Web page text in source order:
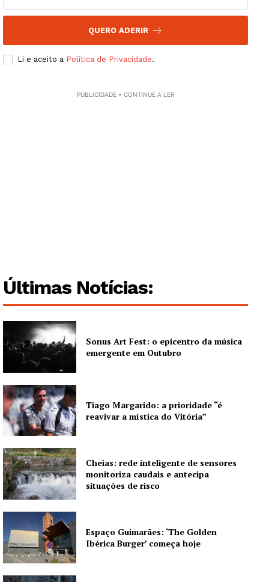
SUBSCREVA JÁ!
QUERO ADERIR
Li e aceito a Política de Privacidade.
PUBLICIDADE • CONTINUE A LER
Últimas Notícias:
Sonus Art Fest: o epicentro da música
emergente em Outubro
Tiago Margarido: a prioridade “é
reavivar a mística do Vitória”
Cheias: rede inteligente de sensores
monitoriza caudais e antecipa
situações de risco
Espaço Guimarães: ‘The Golden
Ibérica Burger’ começa hoje